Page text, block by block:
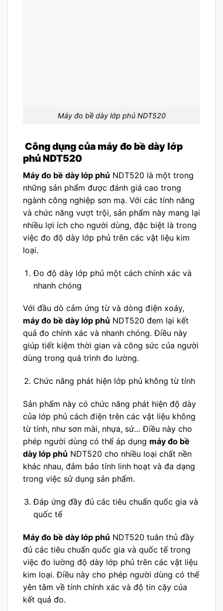
Máy đo bề dày lớp phủ NDT520
Công dụng của máy đo bề dày lớp
phủ NDT520
Máy đo bề dày lớp phủ NDT520 là một trong
những sản phẩm được đánh giá cao trong
ngành công nghiệp sơn mạ. Với các tính năng
và chức năng vượt trội, sản phẩm này mang lại
nhiều lợi ích cho người dùng, đặc biệt là trong
việc đo độ dày lớp phủ trên các vật liệu kim
loại.
Đo độ dày lớp phủ một cách chính xác và
nhanh chóng
Với đầu dò cảm ứng từ và dòng điện xoáy,
máy đo bề dày lớp phủ NDT520 đem lại kết
quả đo chính xác và nhanh chóng. Điều này
giúp tiết kiệm thời gian và công sức của người
dùng trong quá trình đo lường.
Chức năng phát hiện lớp phủ không từ tính
Sản phẩm này có chức năng phát hiện độ dày
của lớp phủ cách điện trên các vật liệu không
từ tính, như sơn mài, nhựa, sứ… Điều này cho
phép người dùng có thể áp dụng máy đo bề
dày lớp phủ NDT520 cho nhiều loại chất nền
khác nhau, đảm bảo tính linh hoạt và đa dạng
trong việc sử dụng sản phẩm.
Đáp ứng đầy đủ các tiêu chuẩn quốc gia và
quốc tế
Máy đo bề dày lớp phủ NDT520 tuân thủ đầy
đủ các tiêu chuẩn quốc gia và quốc tế trong
việc đo lường độ dày lớp phủ trên các vật liệu
kim loại. Điều này cho phép người dùng có thể
yên tâm về tính chính xác và độ tin cậy của
kết quả đo.